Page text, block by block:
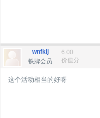
wnfklj
铁牌会员
6.00
价值分
这个活动相当的好呀